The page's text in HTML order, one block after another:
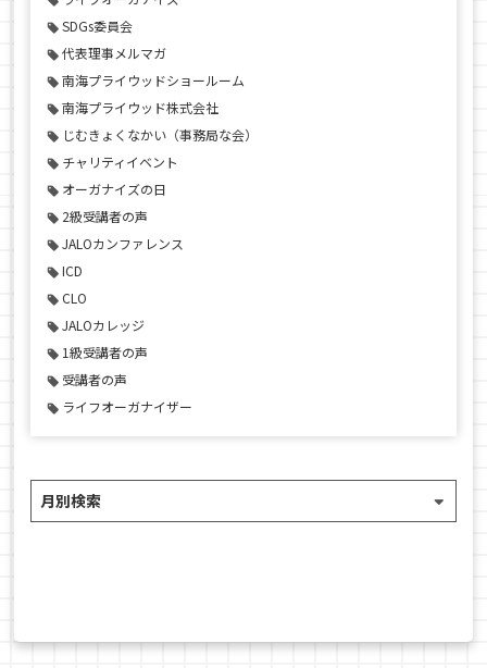
SDGs委員会
代表理事メルマガ
南海プライウッドショールーム
南海プライウッド株式会社
じむきょくなかい（事務局な会）
チャリティイベント
オーガナイズの日
2級受講者の声
JALOカンファレンス
ICD
CLO
JALOカレッジ
1級受講者の声
受講者の声
ライフオーガナイザー